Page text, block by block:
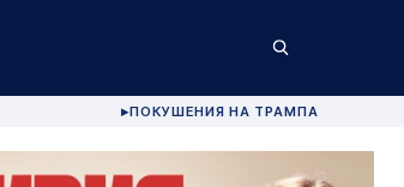
▶ПОКУШЕНИЯ НА ТРАМПА